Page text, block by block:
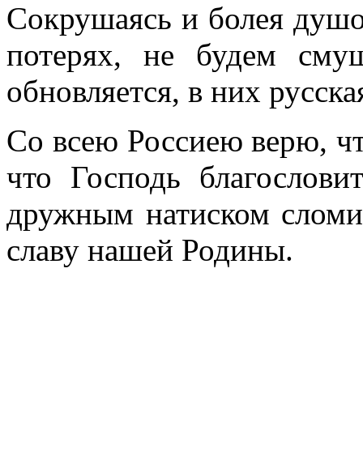
Сокрушаясь и болея
потерях, не будем
обновляется, в них
Со всею Россиею верю,
что Господь
дружным натиском
славу нашей Родины.